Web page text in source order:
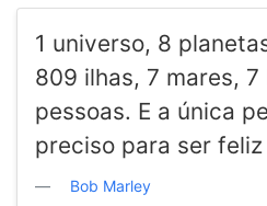
1 universo, 8
809 ilhas, 7 mares, 7
pessoas. E a única
preciso para ser
Bob Marley